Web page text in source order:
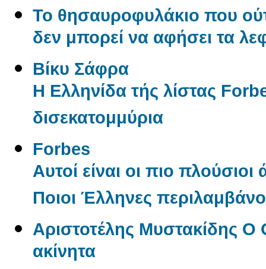
Το θησαυροφυλάκιο που
δεν μπορεί να αφήσει τα
Βίκυ Σάφρα
Η Ελληνίδα τής λίστας
δισεκατομμύρια
Forbes
Αυτοί είναι οι πιο
Ποιοι Έλληνες
Αριστοτέλης Μυστακίδης
ακίνητα